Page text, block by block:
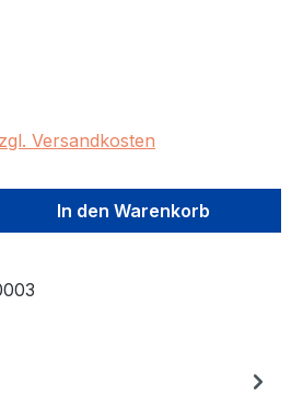
Versandkosten
Gib den
In den Warenkorb